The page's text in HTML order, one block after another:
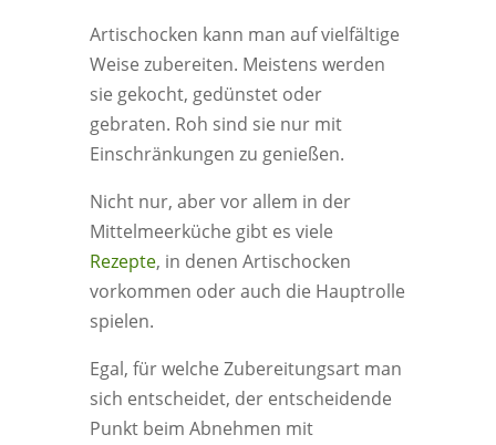
Artischocken kann man auf vielfältige
Weise zubereiten. Meistens werden
sie gekocht, gedünstet oder
gebraten. Roh sind sie nur mit
Einschränkungen zu genießen.
Nicht nur, aber vor allem in der
Mittelmeerküche gibt es viele
Rezepte, in denen Artischocken
vorkommen oder auch die Hauptrolle
spielen.
Egal, für welche Zubereitungsart man
sich entscheidet, der entscheidende
Punkt beim Abnehmen mit